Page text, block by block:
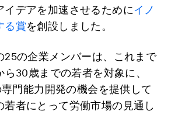
イデアを加速させるためにイノ
る賞を創設しました。
25の企業メンバーは、これまで
30歳までの若者を対象に、
門能力開発の機会を提供して
若者にとって労働市場の見通し